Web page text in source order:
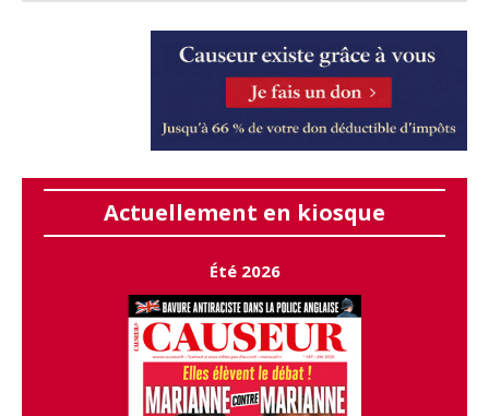
Actuellement en kiosque
Été 2026